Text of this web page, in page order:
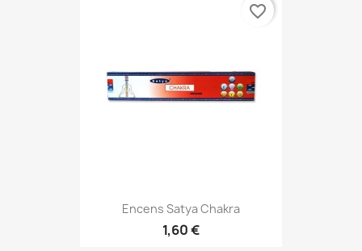
Encens Satya Chakra
1,60 €
favorite_border